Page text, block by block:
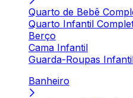
Quarto de Bebê
Quarto Infantil
Berço
Cama Infantil
Guarda-Roupas
Banheiro